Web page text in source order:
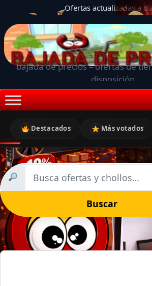
Ofertas actualizadas a
bajada de precios – ofertas de
disposición.
Destacados Más votados
Buscar